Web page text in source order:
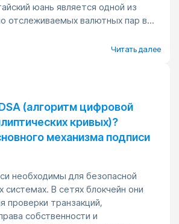
юань является одной из
отслеживаемых валютных пар в...
Читать далее
(алгоритм цифровой
кривых)?
механизма подписи
необходимы для безопасной
системах. В сетях блокчейн они
проверки транзакций,
собственности и